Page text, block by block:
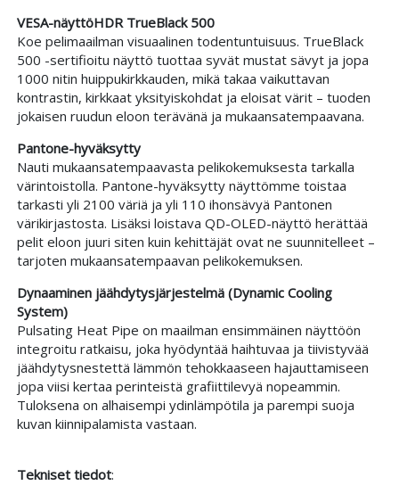
VESA-näyttöHDR TrueBlack 500
Koe pelimaailman visuaalinen todentuntuisuus. TrueBlack
500 -sertifioitu näyttö tuottaa syvät mustat sävyt ja jopa
1000 nitin huippukirkkauden, mikä takaa vaikuttavan
kontrastin, kirkkaat yksityiskohdat ja eloisat värit – tuoden
jokaisen ruudun eloon terävänä ja mukaansatempaavana.
Pantone-hyväksytty
Nauti mukaansatempaavasta pelikokemuksesta tarkalla
värintoistolla. Pantone-hyväksytty näyttömme toistaa
tarkasti yli 2100 väriä ja yli 110 ihonsävyä Pantonen
värikirjastosta. Lisäksi loistava QD-OLED-näyttö herättää
pelit eloon juuri siten kuin kehittäjät ovat ne suunnitelleet –
tarjoten mukaansatempaavan pelikokemuksen.
Dynaaminen jäähdytysjärjestelmä (Dynamic Cooling
System)
Pulsating Heat Pipe on maailman ensimmäinen näyttöön
integroitu ratkaisu, joka hyödyntää haihtuvaa ja tiivistyvää
jäähdytysnestettä lämmön tehokkaaseen hajauttamiseen
jopa viisi kertaa perinteistä grafiittilevyä nopeammin.
Tuloksena on alhaisempi ydinlämpötila ja parempi suoja
kuvan kiinnipalamista vastaan.
Tekniset tiedot: